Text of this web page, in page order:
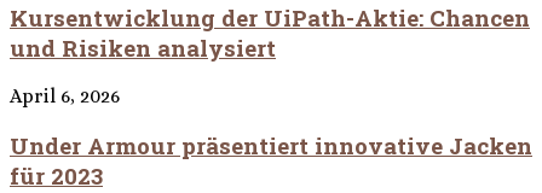
Kursentwicklung der UiPath-Aktie: Chancen
und Risiken analysiert
April 6, 2026
Under Armour präsentiert innovative Jacken
für 2023